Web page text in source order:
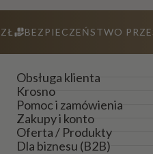
BEZPIECZEŃSTWO
Obsługa klienta
Krosno
Pomoc i zamówienia
Zakupy i konto
Oferta / Produkty
Dla biznesu (B2B)